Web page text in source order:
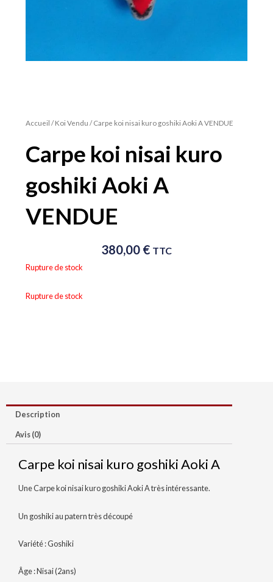
Accueil /Koi Vendu / Carpe koi nisai kuro goshiki Aoki A VENDUE
Carpe koi nisai kuro
goshiki Aoki A
VENDUE
380,00 € TTC
Rupture de stock
Rupture de stock
Description
Avis (0)
Carpe koi nisai kuro goshiki Aoki A
Une Carpe koi nisai kuro goshiki Aoki A très intéressante.
Un goshiki au patern très découpé
Variété : Goshiki
Âge : Nisai (2ans)